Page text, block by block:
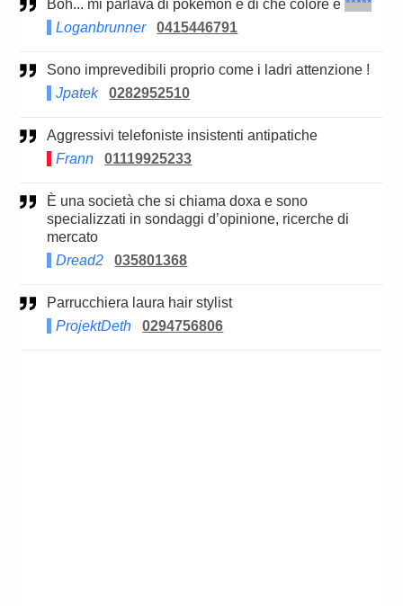
Boh... mi parlava di pokemon e di che colore è *****
Loganbrunner
0415446791
Sono imprevedibili proprio come i ladri attenzione !
Jpatek
0282952510
Aggressivi telefoniste insistenti antipatiche
Frann
01119925233
è una società che si chiama doxa e sono
specializzati in sondaggi d’opinione, ricerche di
mercato
Dread2
035801368
Parrucchiera laura hair stylist
ProjektDeth
0294756806